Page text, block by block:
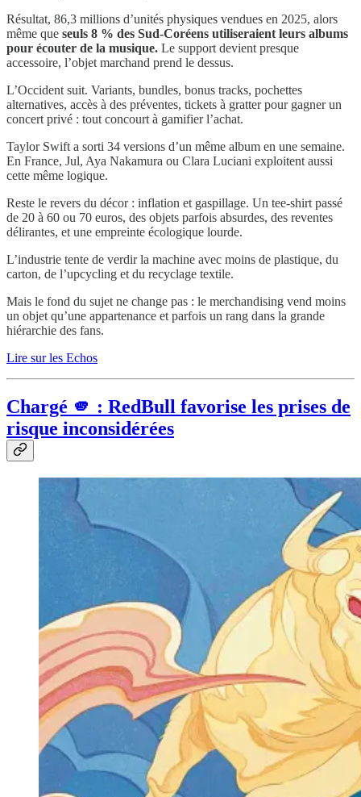
Résultat, 86,3 millions d’unités physiques vendues en 2025, alors
même que seuls 8 % des Sud-Coréens utiliseraient leurs albums
pour écouter de la musique. Le support devient presque
accessoire, l’objet marchand prend le dessus.
L’Occident suit. Variants, bundles, bonus tracks, pochettes
alternatives, accès à des préventes, tickets à gratter pour gagner un
concert privé : tout concourt à gamifier l’achat.
Taylor Swift a sorti 34 versions d’un même album en une semaine.
En France, Jul, Aya Nakamura ou Clara Luciani exploitent aussi
cette même logique.
Reste le revers du décor : inflation et gaspillage. Un tee-shirt passé
de 20 à 60 ou 70 euros, des objets parfois absurdes, des reventes
délirantes, et une empreinte écologique lourde.
L’industrie tente de verdir la machine avec moins de plastique, du
carton, de l’upcycling et du recyclage textile.
Mais le fond du sujet ne change pas : le merchandising vend moins
un objet qu’une appartenance et parfois un rang dans la grande
hiérarchie des fans.
Lire sur les Echos
Chargé 🫵 : RedBull favorise les prises de
risque inconsidérées